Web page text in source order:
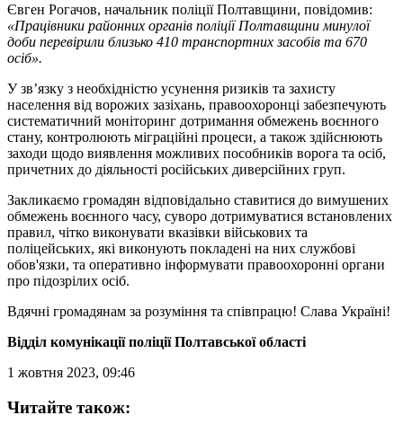
Євген Рогачов, начальник поліції Полтавщини, повідомив:
«Працівники районних органів поліції Полтавщини минулої
доби перевірили близько 410 транспортних засобів та 670
осіб».
У зв’язку з необхідністю усунення ризиків та захисту
населення від ворожих зазіхань, правоохоронці забезпечують
систематичний моніторинг дотримання обмежень воєнного
стану, контролюють міграційні процеси, а також здійснюють
заходи щодо виявлення можливих пособників ворога та осіб,
причетних до діяльності російських диверсійних груп.
Закликаємо громадян відповідально ставитися до вимушених
обмежень воєнного часу, суворо дотримуватися встановлених
правил, чітко виконувати вказівки військових та
поліцейських, які виконують покладені на них службові
обов'язки, та оперативно інформувати правоохоронні органи
про підозрілих осіб.
Вдячні громадянам за розуміння та співпрацю! Слава Україні!
Відділ комунікації поліції Полтавської області
1 жовтня 2023, 09:46
Читайте також: